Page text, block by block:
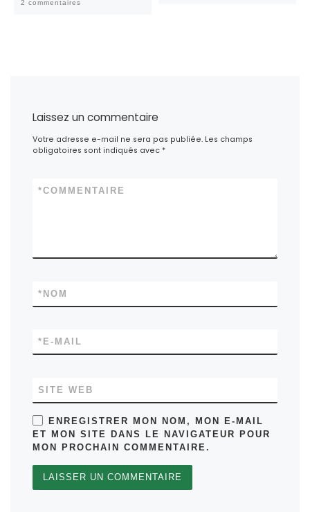
2 commentaires
Laissez un commentaire
Votre adresse e-mail ne sera pas publiée. Les champs
obligatoires sont indiqués avec*
COMMENTAIRE
*
NOM
*
E-MAIL
*
SITE WEB
ENREGISTRER MON NOM, MON E-MAIL
ET MON SITE DANS LE NAVIGATEUR POUR
MON PROCHAIN COMMENTAIRE.